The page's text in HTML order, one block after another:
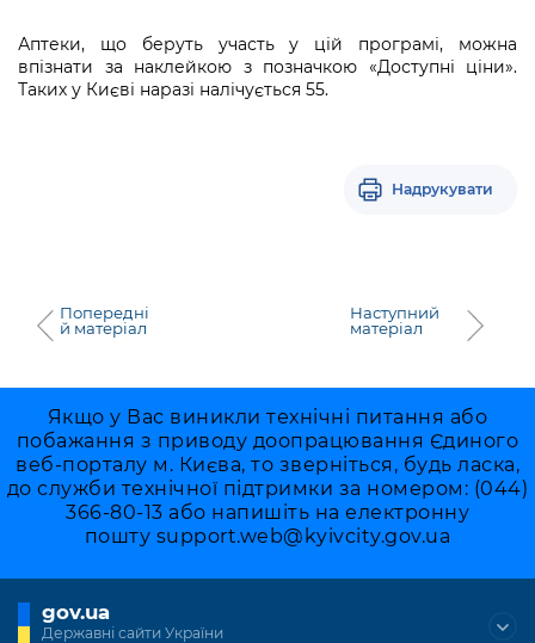
Аптеки, що беруть участь у цій програмі, можна
впізнати за наклейкою з позначкою «Доступні ціни».
Таких у Києві наразі налічується 55.
Надрукувати
Попередні
й матеріал
Наступний
матеріал
Якщо у Вас виникли технічні питання або
побажання з приводу доопрацювання Єдиного
веб-порталу м. Києва, то зверніться, будь ласка,
до служби технічної підтримки за номером: (044)
366-80-13 або напишіть на електронну
пошту support.web@kyivcity.gov.ua
gov.ua
Державні сайти України